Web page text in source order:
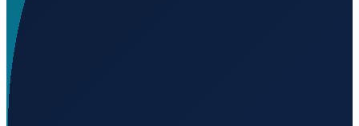
Wird geladen...